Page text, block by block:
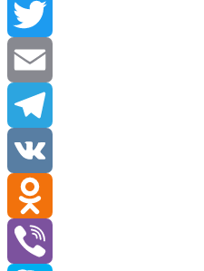
Facebook
Twitter
Email
Telegram
VK
Odnoklassniki